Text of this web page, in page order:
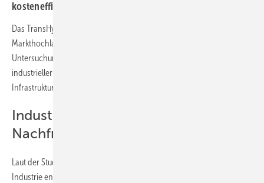
kosteneffiziente und strategisch sinnvolle Versorgung.
Das TransHyDE-Projekt hat eine umfassende Studie zum Wasserstoff-
Markthochlauf in Deutschland und Europa veröffentlicht. Die
Untersuchung kombiniert Energiesystemmodellierung, Analysen
industrieller Transformationspfade, globale Importszenarien und
Infrastrukturplanung.
Industrie als Haupttreiber der
Nachfrage
Laut der Studie wird der größte Wasserstoffbedarf langfristig in der
Industrie entstehen, insbesondere in der Stahl- und Chemieindustrie.